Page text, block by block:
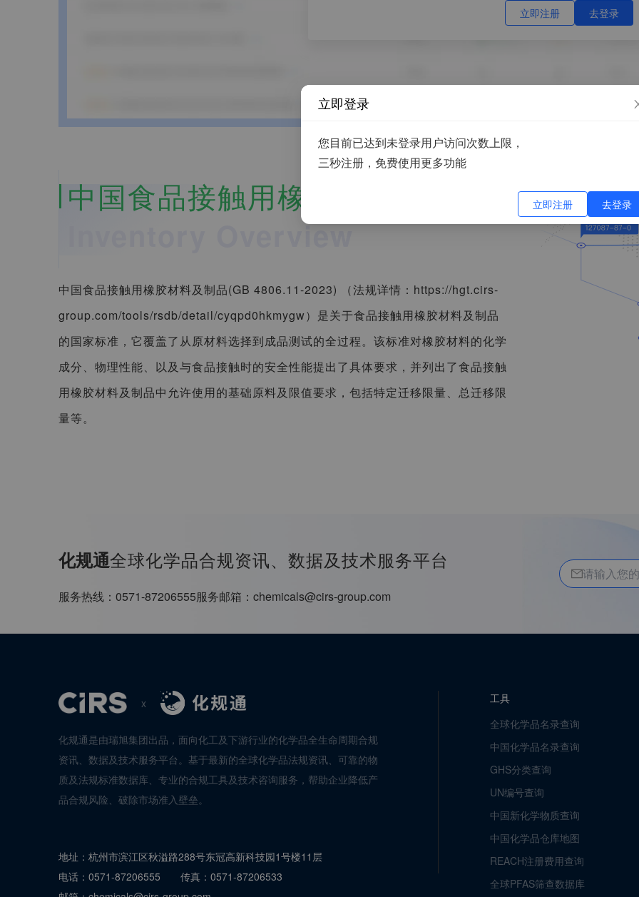
立即注册 去登录
中国食品接触用橡胶材料及制品 (GB
Inventory Overview
中国食品接触用橡胶材料及制品(GB 4806.11-2023) （法规详情：https://hgt.cirs-
group.com/tools/rsdb/detail/cyqpd0hkmygw）是关于食品接触用橡胶材料及制品
的国家标准，它覆盖了从原材料选择到成品测试的全过程。该标准对橡胶材料的化学
成分、物理性能、以及与食品接触时的安全性能提出了具体要求，并列出了食品接触
用橡胶材料及制品中允许使用的基础原料及限值要求，包括特定迁移限量、总迁移限
量等。
化规通全球化学品合规资讯、数据及技术服务平台
服务热线： 0571-87206555服务邮箱： chemicals@cirs-group.com
x
化规通是由瑞旭集团出品，面向化工及下游行业的化学品全生命周期合规
资讯、数据及技术服务平台。基于最新的全球化学品法规资讯、可靠的物
质及法规标准数据库、专业的合规工具及技术咨询服务，帮助企业降低产
品合规风险、破除市场准入壁垒。
地址： 杭州市滨江区秋溢路288号东冠高新科技园1号楼11层
电话： 0571-87206555 传真： 0571-87206533
工具
全球化学品名录查询
中国化学品名录查询
GHS分类查询
UN编号查询
中国新化学物质查询
中国化学品仓库地图
REACH注册费用查询
全球PFAS筛查数据库
立即登录
您目前已达到未登录用户访问次数上限，
三秒注册，免费使用更多功能
立即注册 去登录